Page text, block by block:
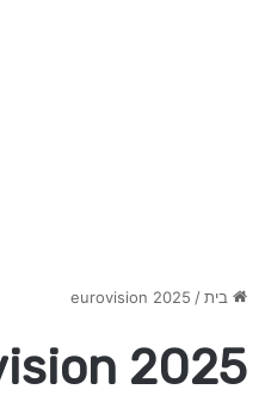
בית/
eurovision 2025
2025